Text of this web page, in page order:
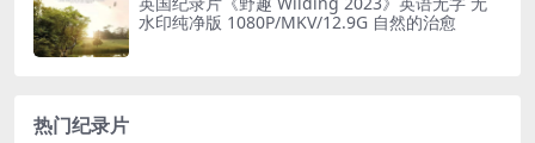
水印纯净版 1080P/MKV/12.9G 自然的治愈
热门纪录片